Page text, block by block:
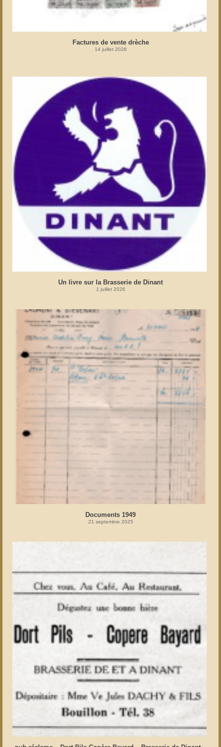
Factures de vente drèche
14 juillet 2026
Un livre sur la Brasserie de Dinant
1 juillet 2026
Documents 1949
21 septembre 2025